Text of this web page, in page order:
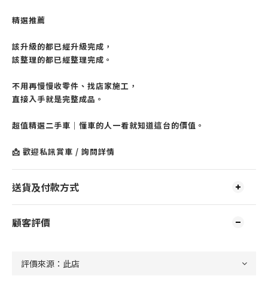
精選推薦
該升級的都已經升級完成，
該整理的都已經整理完成。
不用再慢慢收零件、找店家施工，
直接入手就是完整成品。
超值精選二手車｜懂車的人一看就知道這台的價值。
📩 歡迎私訊賞車 / 詢問詳情
送貨及付款方式
顧客評價